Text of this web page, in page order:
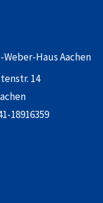
Haus Aachen
14
18916359